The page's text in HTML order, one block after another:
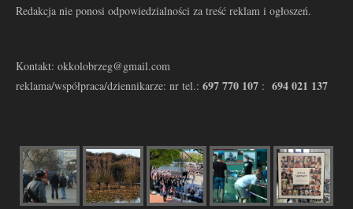
Redakcja nie ponosi odpowiedzialności za treść reklam i ogłoszeń.
Kontakt: okkolobrzeg@gmail.com
reklama/współpraca/dziennikarze: nr tel.: 697 770 107 : 694 021 137